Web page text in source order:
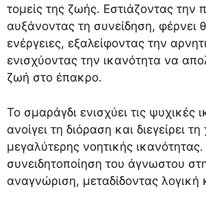
τομείς της ζωής. Εστιάζοντας την
αυξάνοντας τη συνείδηση, φέρνει
ενέργειες, εξαλείφοντας την
ενισχύοντας την ικανότητα να
ζωή στο έπακρο.
Το σμαράγδι ενισχύει τις ψυχικές
ανοίγει τη διόραση και διεγείρει
μεγαλύτερης νοητικής
συνειδητοποίηση του άγνωστου
αναγνώριση, μεταδίδοντας λογική